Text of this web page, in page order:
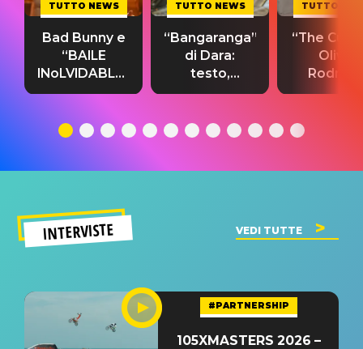
TUTTO NEWS
Bad Bunny e
“BAILE
INoLVIDABLE”:
testo,
significato
TUTTO NEWS
“Bangaranga”
di Dara:
testo,
traduzione e
del singolo
TUTTO
“The
Olivia
testo,
INTERVISTE VEDI TUTTE
#PARTNERSHIP
105XMASTERS 2026 –